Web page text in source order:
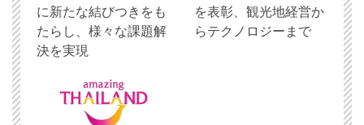
に新たな結びつきをも
たらし、様々な課題解
決を実現
を表彰、観光地経営か
らテクノロジーまで